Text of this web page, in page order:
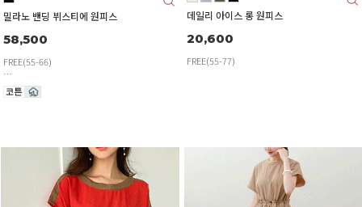
밀라노 밴딩 뷔스티에 원피스
58,500
FREE(55-66)
데일리 아이스 롱 원피스
20,600
FREE(55-77)